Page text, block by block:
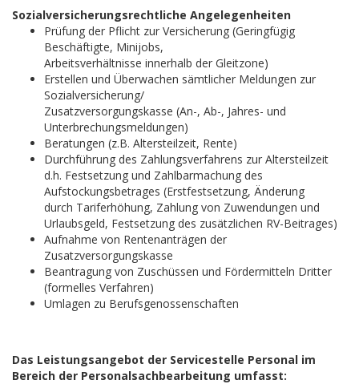
Sozialversicherungsrechtliche Angelegenheiten
Prüfung der Pflicht zur Versicherung (Geringfügig
Beschäftigte, Minijobs,
Arbeitsverhältnisse innerhalb der Gleitzone)
Erstellen und Überwachen sämtlicher Meldungen zur
Sozialversicherung/
Zusatzversorgungskasse (An-, Ab-, Jahres- und
Unterbrechungsmeldungen)
Beratungen (z.B. Altersteilzeit, Rente)
Durchführung des Zahlungsverfahrens zur Altersteilzeit
d.h. Festsetzung und Zahlbarmachung des
Aufstockungsbetrages (Erstfestsetzung, Änderung
durch Tariferhöhung, Zahlung von Zuwendungen und
Urlaubsgeld, Festsetzung des zusätzlichen RV-Beitrages)
Aufnahme von Rentenanträgen der
Zusatzversorgungskasse
Beantragung von Zuschüssen und Fördermitteln Dritter
(formelles Verfahren)
Umlagen zu Berufsgenossenschaften
Das Leistungsangebot der Servicestelle Personal im
Bereich der Personalsachbearbeitung umfasst: